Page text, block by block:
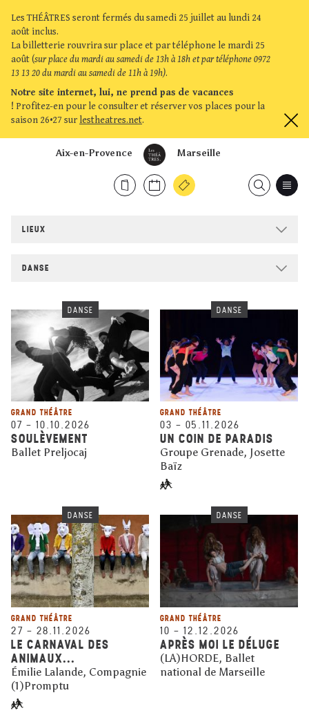
Les THÉÂTRES seront fermés du samedi 25 juillet au lundi 24
août inclus.
La billetterie rouvrira sur place et par téléphone le mardi 25
août (sur place du mardi au samedi de 13h à 18h et par téléphone 0972
13 13 20 du mardi au samedi de 11h à 19h).
Notre site internet, lui, ne prend pas de vacances
! Profitez-en pour le consulter et réserver vos places pour la
saison 26•27 sur lestheatres.net.
Marseille
Aix-en-Provence
LIEUX
DANSE
DANSE
GRAND THÉÂTRE
07 – 10.10.2026
SOULÈVEMENT
Ballet Preljocaj
DANSE
GRAND THÉÂTRE
03 – 05.11.2026
UN COIN DE PARADIS
Groupe Grenade, Josette
Baïz
DANSE
GRAND THÉÂTRE
27 – 28.11.2026
LE CARNAVAL DES
ANIMAUX...
Émilie Lalande, Compagnie
(1)Promptu
DANSE
GRAND THÉÂTRE
10 – 12.12.2026
APRÈS MOI LE DÉLUGE
(LA)HORDE, Ballet
national de Marseille